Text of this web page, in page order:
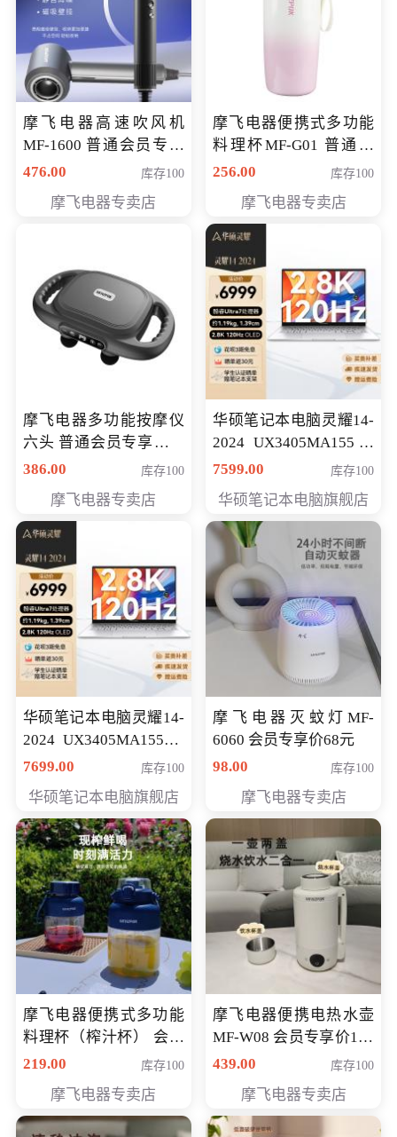
摩飞电器高速吹风机
MF-1600 普通会员专享
价298元
476.00 库存100
摩飞电器专卖店
摩飞电器便携式多功能
料理杯MF-G01 普通会
员专享价格118元
256.00 库存100
摩飞电器专卖店
摩飞电器多功能按摩仪
六头 普通会员专享价格
199元
386.00 库存100
摩飞电器专卖店
华硕笔记本电脑灵耀14-
2024 UX3405MA155冰
川银 oled 智慧轻薄本 会
7599.00 库存100
华硕笔记本电脑旗舰店
华硕笔记本电脑灵耀14-
2024 UX3405MA155夜
空蓝 oled 智慧轻薄本 会
7699.00 库存100
华硕笔记本电脑旗舰店
摩飞电器灭蚊灯MF-
6060 会员专享价68元
98.00
库存100
摩飞电器专卖店
摩飞电器便携式多功能
料理杯（榨汁杯） 会员
专享价118元
219.00 库存100
摩飞电器专卖店
摩飞电器便携电热水壶
MF-W08 会员专享价198
元
439.00 库存100
摩飞电器专卖店